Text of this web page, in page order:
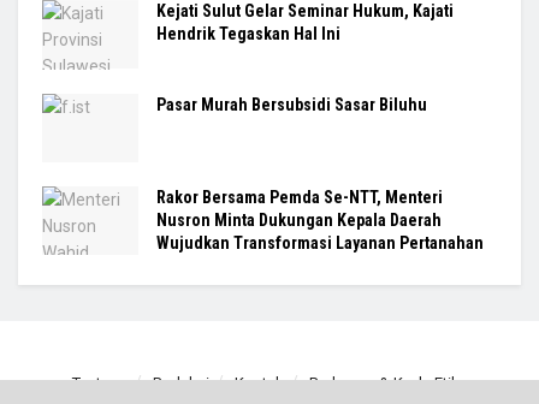
Kejati Sulut Gelar Seminar Hukum, Kajati
Hendrik Tegaskan Hal Ini
Pasar Murah Bersubsidi Sasar Biluhu
Rakor Bersama Pemda Se-NTT, Menteri
Nusron Minta Dukungan Kepala Daerah
Wujudkan Transformasi Layanan Pertanahan
Tentang Redaksi Kontak Pedoman & Kode Etik